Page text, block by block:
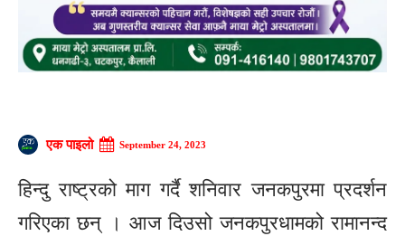
एक पाइलो September 24, 2023
हिन्दु राष्ट्रको माग गर्दै शनिवार जनकपुरमा प्रदर्शन
गरिएका छन् । आज दिउसो जनकपुरधामको रामानन्द